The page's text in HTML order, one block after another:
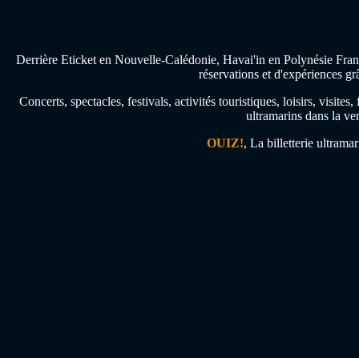
Derrière Eticket en Nouvelle-Calédonie, Havai'in en Polynésie
réservations et d'expériences
Concerts, spectacles, festivals, activités touristiques, loisirs,
ultramarins dans la
OUIZ!, La billetterie